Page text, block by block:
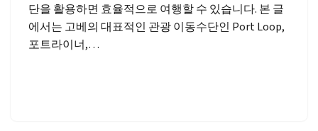
단을 활용하면 효율적으로 여행할 수 있습니다. 본 글
에서는 고베의 대표적인 관광 이동수단인 Port Loop,
포트라이너,…